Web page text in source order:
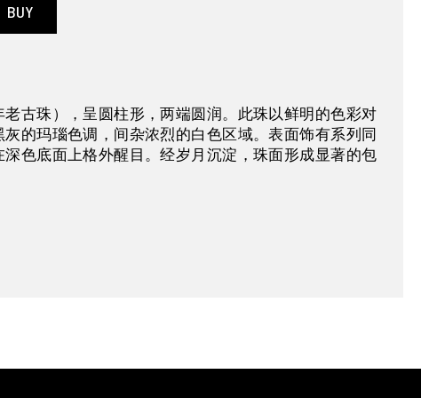
BUY
古珠），呈圆柱形，两端圆润。此珠以鲜明的色彩对
的玛瑙色调，间杂浓烈的白色区域。表面饰有系列同
色底面上格外醒目。经岁月沉淀，珠面形成显著的包